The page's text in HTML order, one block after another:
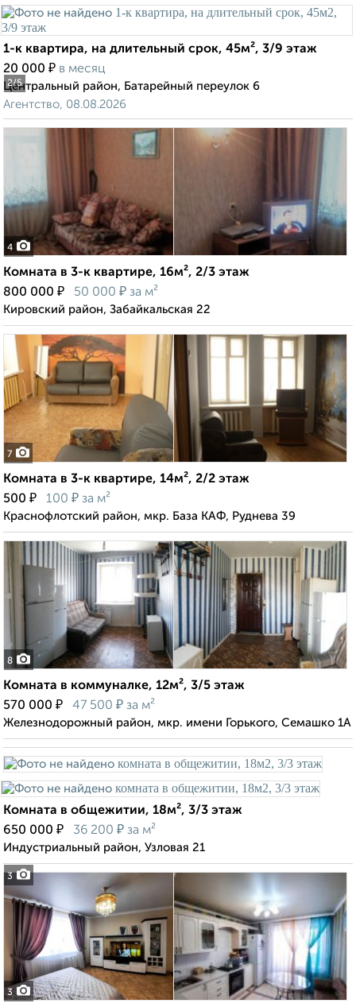
2/5
1-к квартира, на длительный срок, 45м², 3/9 этаж
20 000 ₽ в месяц
Центральный район, Батарейный переулок 6
Агентство, 08.08.2026
4
Комната в 3-к квартире, 16м², 2/3 этаж
800 000 ₽ 50 000 ₽ за м²
Кировский район, Забайкальская 22
7
Комната в 3-к квартире, 14м², 2/2 этаж
500 ₽ 100 ₽ за м²
Краснофлотский район, мкр. База КАФ, Руднева 39
8
Комната в коммуналке, 12м², 3/5 этаж
570 000 ₽ 47 500 ₽ за м²
Железнодорожный район, мкр. имени Горького, Семашко 1А
3
Комната в общежитии, 18м², 3/3 этаж
650 000 ₽ 36 200 ₽ за м²
Индустриальный район, Узловая 21
3